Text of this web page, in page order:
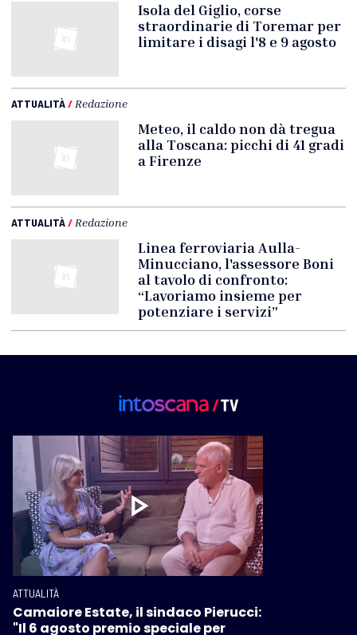
Isola del Giglio, corse
straordinarie di Toremar per
limitare i disagi l'8 e 9 agosto
ATTUALITÀ/ Redazione
Meteo, il caldo non dà tregua
alla Toscana: picchi di 41 gradi
a Firenze
ATTUALITÀ/ Redazione
Linea ferroviaria Aulla-
Minucciano, l'assessore Boni
al tavolo di confronto:
“Lavoriamo insieme per
potenziare i servizi”
ATTUALITÀ
Camaiore Estate, il sindaco Pierucci:
"Il 6 agosto premio speciale per